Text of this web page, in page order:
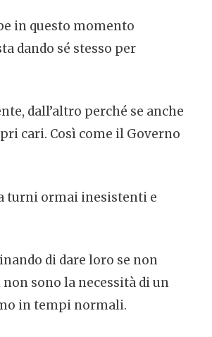
in questo momento
dando sé stesso per
dall’altro perché se anche
cari. Così come il Governo
turni ormai inesistenti e
di dare loro se non
sono la necessità di un
in tempi normali.